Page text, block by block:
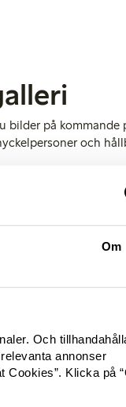
Om
Och
annonser
Klicka på
bilder på kommande
och